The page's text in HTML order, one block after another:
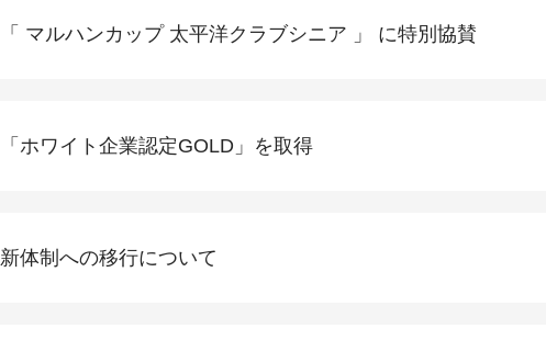
「 マルハンカップ 太平洋クラブシニア 」 に特別協賛
「ホワイト企業認定GOLD」を取得
新体制への移行について